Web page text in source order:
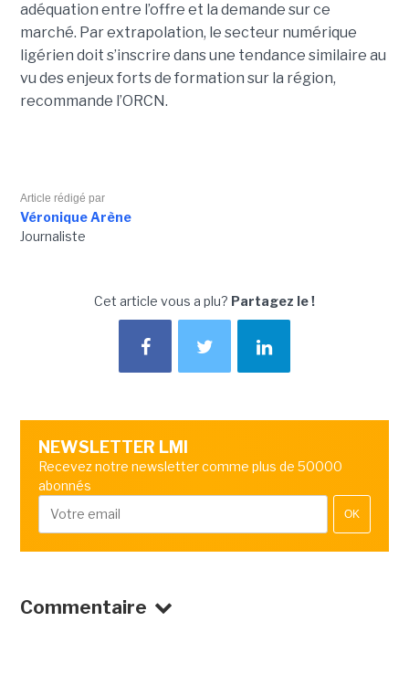
adéquation entre l’offre et la demande sur ce
marché. Par extrapolation, le secteur numérique
ligérien doit s’inscrire dans une tendance similaire au
vu des enjeux forts de formation sur la région,
recommande l’ORCN.
Article rédigé par
Véronique Arène
Journaliste
Cet article vous a plu? Partagez le !
NEWSLETTER LMI
Recevez notre newsletter comme plus de 50000
abonnés
OK
Commentaire